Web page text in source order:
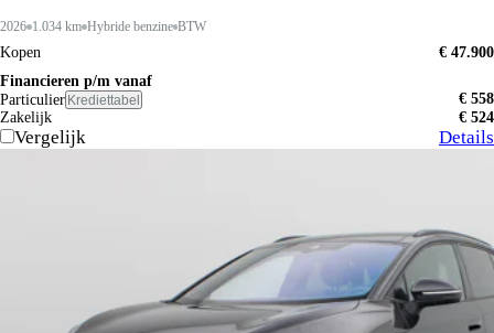
2026 1.034 km Hybride benzine BTW
Kopen
€ 47.900
Financieren p/m vanaf
Particulier Krediettabel
€ 558
Zakelijk
€ 524
Vergelijk Details